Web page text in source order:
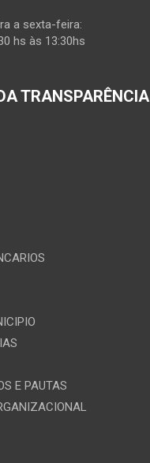
a sexta-feira:
hs às 13:30hs
TRANSPARÊNCIA
E PAUTAS